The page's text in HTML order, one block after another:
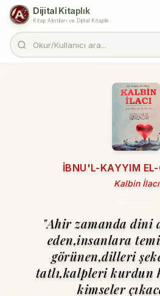
Dijital Kitaplık
Kitap Alıntıları ve Dijital Kitaplık
İBNU'L-KAYYIM
Kalbin İlacı
"Ahir zamanda dini
eden,insanlara
görünen,dilleri
tatlı,kalpleri kurdun
kimseler